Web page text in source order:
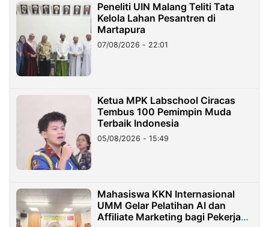
Peneliti UIN Malang Teliti Tata
Kelola Lahan Pesantren di
Martapura
07/08/2026 - 22:01
Ketua MPK Labschool Ciracas
Tembus 100 Pemimpin Muda
Terbaik Indonesia
05/08/2026 - 15:49
Mahasiswa KKN Internasional
UMM Gelar Pelatihan AI dan
Affiliate Marketing bagi Pekerja